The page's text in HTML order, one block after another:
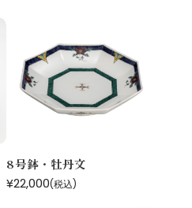
8号鉢・牡丹文
¥22,000(税込)